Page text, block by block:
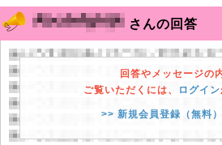
さんの回答
回答やメッセージの
ご覧いただくには、
ログイン
>> 新規会員登録（無料